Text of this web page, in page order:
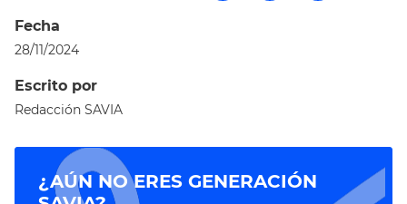
Fecha
28/11/2024
Escrito por
Redacción SAVIA
¿AÚN NO ERES GENERACIÓN